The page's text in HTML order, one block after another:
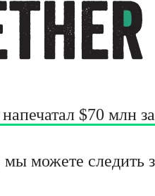
$70 млн
можете следить